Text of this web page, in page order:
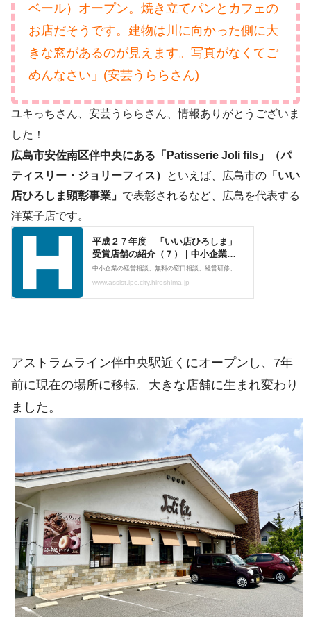
ベール）オープン。焼き立てパンとカフェの
お店だそうです。建物は川に向かった側に大
きな窓があるのが見えます。写真がなくてご
めんなさい」(安芸うららさん)
ユキっちさん、安芸うららさん、情報ありがとうございま
した！
広島市安佐南区伴中央にある「Patisserie Joli fils」（パ
ティスリー・ジョリーフィス）
といえば、広島市の 「いい
店ひろしま顕彰事業」 で表彰されるなど、広島を代表する
洋菓子店です。
アストラムライン伴中央駅近くにオープンし、7年
前に現在の場所に移転。大きな店舗に生まれ変わり
ました。